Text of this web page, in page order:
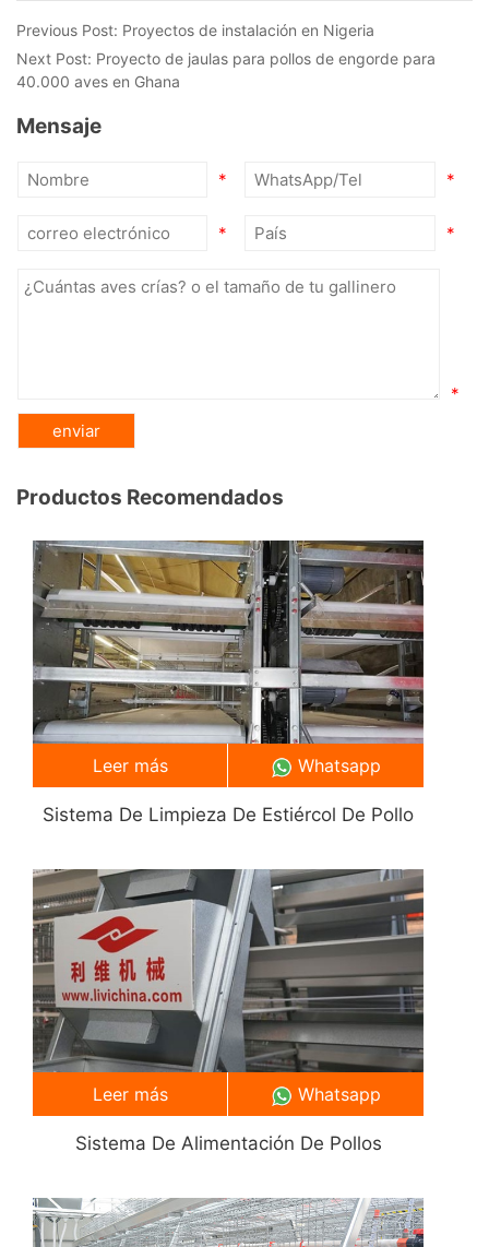
Previous Post: Proyectos de instalación en Nigeria
Next Post: Proyecto de jaulas para pollos de engorde para
40.000 aves en Ghana
Mensaje
* *
* *
*
Productos Recomendados
Sistema De Limpieza De Estiércol De Pollo
Leer más Whatsapp
Sistema De Alimentación De Pollos
Leer más Whatsapp